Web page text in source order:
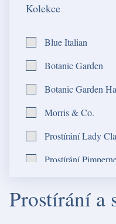
Prostírání a
Kolekce
Blue Italian
Botanic Garden
Botanic Garden
Morris & Co.
Prostírání Lady
Prostírání
Sophie Conran